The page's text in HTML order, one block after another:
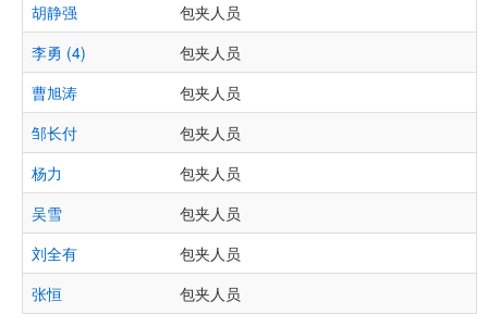
胡静强
包夹人员
李勇 (4)
包夹人员
曹旭涛
包夹人员
邹长付
包夹人员
杨力
包夹人员
吴雪
包夹人员
刘全有
包夹人员
张恒
包夹人员